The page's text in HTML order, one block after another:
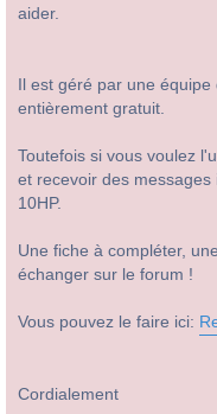
aider.
Il est géré par une
entièrement gratuit.
Toutefois si vous voulez
et recevoir des
10HP.
Une fiche à compléter,
échanger sur le forum !
Vous pouvez le faire ici:
Cordialement